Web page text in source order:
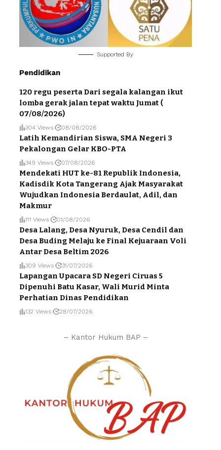
Supported By
Pendidikan
120 regu peserta Dari segala kalangan ikut
lomba gerak jalan tepat waktu Jumat (
07/08/2026)
304 Views 08/08/2026
Latih Kemandirian Siswa, SMA Negeri 3
Pekalongan Gelar KBO-PTA
349 Views 07/08/2026
Mendekati HUT ke-81 Republik Indonesia,
Kadisdik Kota Tangerang Ajak Masyarakat
Wujudkan Indonesia Berdaulat, Adil, dan
Makmur
111 Views 01/08/2026
Desa Lalang, Desa Nyuruk, Desa Cendil dan
Desa Buding Melaju ke Final Kejuaraan Voli
Antar Desa Beltim 2026
309 Views 31/07/2026
Lapangan Upacara SD Negeri Ciruas 5
Dipenuhi Batu Kasar, Wali Murid Minta
Perhatian Dinas Pendidikan
132 Views 28/07/2026
– Kantor Hukum BAP –